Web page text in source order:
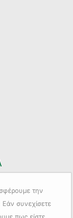
την
Εάν συνεχίσετε